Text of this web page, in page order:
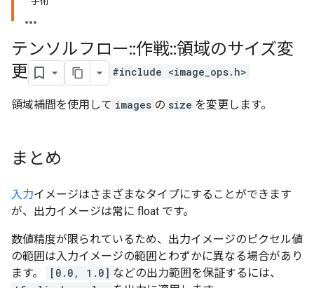
テンソルフロー::作戦::領域のサイズ変
更
#include <image_ops.h>
領域補間を使用して images の size を変更します。
まとめ
入力イメージはさまざまなタイプにすることができます
が、出力イメージは常に float です。
数値精度が限られているため、出力イメージのピクセル値
の範囲は入力イメージの範囲とわずかに異なる場合があり
ます。
[0.0, 1.0] などの出力範囲を保証するには、